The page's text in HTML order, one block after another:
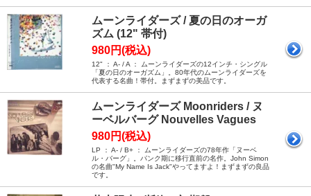
ムーンライダーズ / 夏の日のオーガ
ズム (12" 帯付)
980円(税込)
12" ： A- / A ： ムーンライダーズの12インチ・シングル
「夏の日のオーガズム」。80年代のムーンライダーズを
代表する名曲！帯付。まずまずの美品です。
ムーンライダーズ Moonriders / ヌ
ーベルバーグ Nouvelles Vagues
980円(税込)
LP ： A- / B+ ： ムーンライダーズの78年作「ヌーベ
ル・バーグ」。パンク期に移行直前の名作。John Simon
の名曲"My Name Is Jack"やってますよ！まずまずの良品
です。